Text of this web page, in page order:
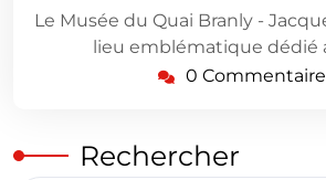
Le Musée du Quai Branly -
lieu emblématique dédié
0
Rechercher